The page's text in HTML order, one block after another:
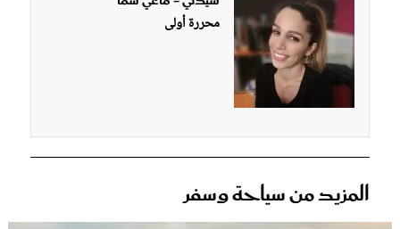
محررة أولى
المزيد من سياحة وسفر